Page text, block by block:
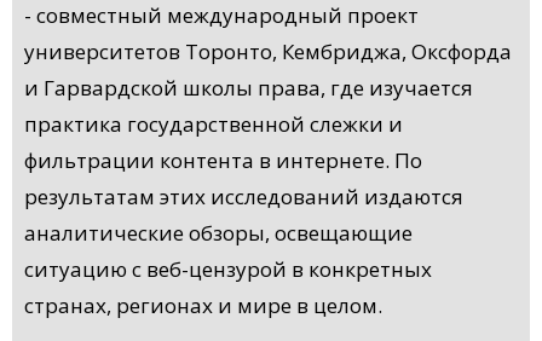
- совместный международный проект
университетов Торонто, Кембриджа, Оксфорда
и Гарвардской школы права, где изучается
практика государственной слежки и
фильтрации контента в интернете. По
результатам этих исследований издаются
аналитические обзоры, освещающие
ситуацию с веб-цензурой в конкретных
странах, регионах и мире в целом.